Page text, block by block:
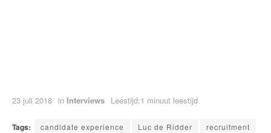
23 juli 2018 in Interviews Leestijd:1 minuut leestijd
Tags: candidate experience Luc de Ridder
recruitment